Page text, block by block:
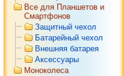
Все для Планшетов и
Смартфонов
Защитный чехол
Батарейный чехол
Внешняя батарея
Аксессуары
Моноколеса